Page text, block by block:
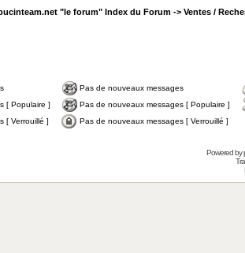
"le forum" Index du Forum -> Ventes /
Pas de nouveaux messages
[ Populaire ]
Pas de nouveaux messages [ Populaire ]
[ Verrouillé ]
Pas de nouveaux messages [ Verrouillé ]
Powered by